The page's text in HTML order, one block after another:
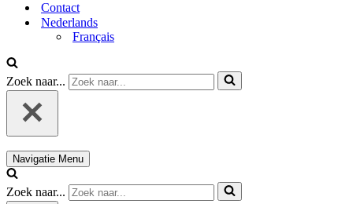
Contact
Nederlands
Français
Zoek naar...
Navigatie Menu
Zoek naar...